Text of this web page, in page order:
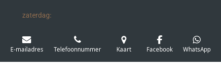
zaterdag:
Ontwerp:Paulien Design
E-mailadres Telefoonnummer Kaart Facebook WhatsApp